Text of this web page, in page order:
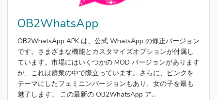
OB2WhatsApp
OB2WhatsApp APK は、公式 WhatsApp の修正バージョン
です。さまざまな機能とカスタマイズオプションが付属し
ています。市場にはいくつかの MOD バージョンがあります
が、これは群衆の中で際立っています。さらに、ピンクを
テーマにしたフェミニンバージョンもあり、女の子を最も
魅了します。 この最新の OB2WhatsApp ア...